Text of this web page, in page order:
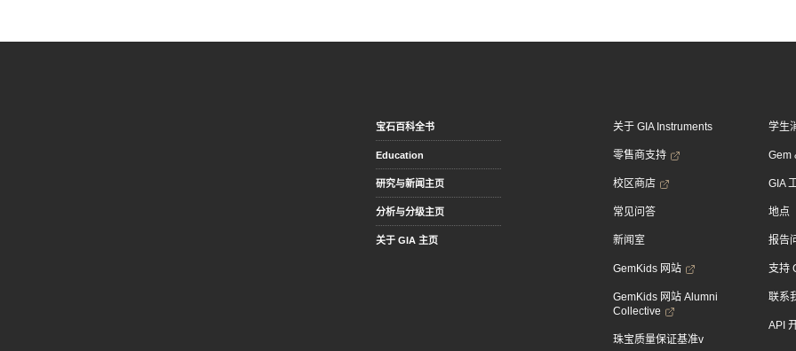
宝石百科全书
Education
研究与新闻主页
分析与分级主页
关于 GIA 主页
关于 GIA Instruments
零售商支持
校区商店
常见问答
新闻室
GemKids 网站
GemKids 网站 Alumni
Collective
珠宝质量保证基准v
学生
Gem
GIA
地点
报告
支持
联系
API